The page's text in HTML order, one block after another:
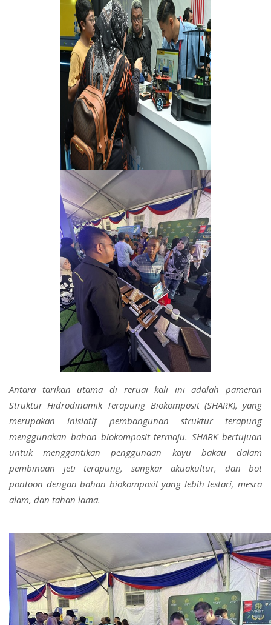
Antara tarikan utama di reruai kali ini adalah pameran
Struktur Hidrodinamik Terapung Biokomposit (SHARK), yang
merupakan inisiatif pembangunan struktur terapung
menggunakan bahan biokomposit termaju. SHARK bertujuan
untuk menggantikan penggunaan kayu bakau dalam
pembinaan jeti terapung, sangkar akuakultur, dan bot
pontoon dengan bahan biokomposit yang lebih lestari, mesra
alam, dan tahan lama.